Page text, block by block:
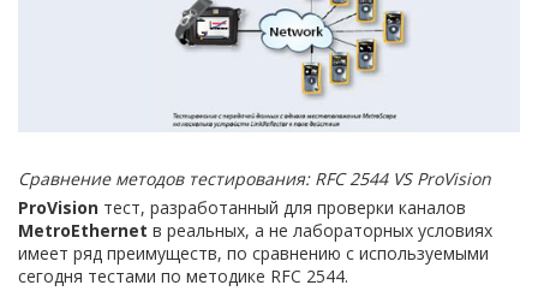
Сравнение методов тестирования: RFC2544 VSProVision
ProVision тест, разработанный для проверки каналов
MetroEthernet в реальных, а не лабораторных условиях
имеет ряд преимуществ, по сравнению с используемыми
сегодня тестами по методике RFC 2544.